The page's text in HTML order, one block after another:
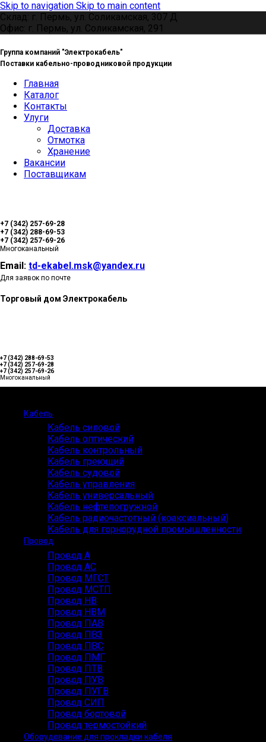
Skip to navigation Skip to main content
Склад: г. Пермь, ул. Соликамская, 307 Д
Офис: г. Пермь, ул. Соликамская, 291
Группа компаний "Электрокабель"
Поставки кабельно-проводниковой продукции
Главная
Каталог
Контакты
Улуги
Доставка
Отмотка
Хранение
Вакансии
Поставщикам
+7 (342) 257-69-28
+7 (342) 288-69-53
+7 (342) 257-69-26
Многоканальный
Email: td-ekabel.msk@yandex.ru
Для заявок по почте
Торговый дом Электрокабель
+7 (342) 288-69-53
+7 (342) 257-69-28
+7 (342) 257-69-26
Многоканальный
Кабель
Кабель силовой
Кабель оптический
Кабель контрольный
Кабель греющий
Кабель судовой
Кабель управления
Кабель универсальный
Кабель нефтепогружной
Кабель радиочастотный (коаксиальный)
Кабель для горнорудной промышленности
Провод
Провод А
Провод АС
Провод МГСТ
Провод МСТП
Провод НВ
Провод НВМ
Провод ПАВ
Провод ПВ3
Провод ПВС
Провод ПМГ
Провод ПТВ
Провод ПУВ
Провод ПУГВ
Провод СИП
Провод бортовой
Провод термостойкий
Оборудование для прокладки кабеля